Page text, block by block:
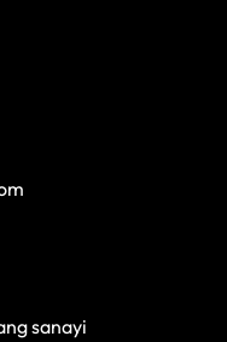
sanayi